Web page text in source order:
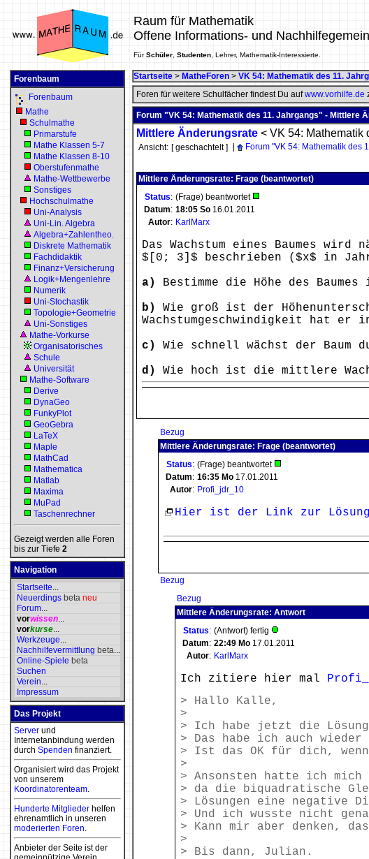
Raum für Mathematik
Offene Informations- und
FürSchüler Studenten , Lehrer, Mathematik-Interessierte.
Forenbaum
Forenbaum
Mathe
Schulmathe
Primarstufe
Mathe Klassen 5-7
Mathe Klassen 8-10
Oberstufenmathe
Mathe-Wettbewerbe
Sonstiges
Hochschulmathe
Uni-Analysis
Uni-Lin. Algebra
Algebra+Zahlentheo.
Diskrete Mathematik
Fachdidaktik
Finanz+Versicherung
Logik+Mengenlehre
Numerik
Uni-Stochastik
Topologie+Geometrie
Uni-Sonstiges
Mathe-Vorkurse
Organisatorisches
Schule
Universität
Mathe-Software
Derive
DynaGeo
FunkyPlot
GeoGebra
LaTeX
Maple
MathCad
Mathematica
Matlab
Maxima
MuPad
Taschenrechner
Gezeigt werden alle Foren
bis zur Tiefe 2
Navigation
Startseite...
Neuerdings beta neu
Forum...
vorwissen...
vorkurse...
Werkzeuge...
Nachhilfevermittlung beta...
Online-Spiele beta
Suchen
Verein...
Impressum
Das Projekt
Server und
Internetanbindung werden
durch Spenden finanziert.
Organisiert wird das Projekt
von unserem
Koordinatorenteam.
Hunderte Mitglieder helfen
ehrenamtlich in unseren
moderierten Foren.
Anbieter der Seite ist der
Startseite > MatheForen > VK 54: Mathematik des 11.
Foren für weitere Schulfächer findest Du aufwww.vorhilfe.de
Forum "VK 54: Mathematik des 11. Jahrgangs" - Mittlere
Mittlere Änderungsrate < VK 54: Mathematik
Ansicht: [ geschachtelt ] Forum "VK 54: Mathematik des
Mittlere Änderungsrate: Frage (beantwortet)
Status: (Frage) beantwortet
Datum: 18:05 So 16.01.2011
Autor: KarlMarx
Das Wachstum eines Baumes
$[0; 3]$ beschrieben ($x$ in
a)
Bestimme die Höhe des
b)
Wie groß ist der
Wachstumgeschwindigkeit hat er
c)
Wie schnell wächst der
d)
Wie hoch ist die mittlere
Bezug
Mittlere Änderungsrate: Frage (beantwortet)
Status: (Frage) beantwortet
Datum: 16:35 Mo 17.01.2011
Autor: Profi_jdr_10
Hier ist der Link zur Lösung
Bezug
Bezug
Mittlere Änderungsrate: Antwort
Status: (Antwort) fertig
Datum: 22:49 Mo 17.01.2011
Autor: KarlMarx
Ich zitiere hier mal
> Hallo Kalle,
>
> Ich habe jetzt die
> Das habe ich auch
> Ist das OK für dich, wenn
>
> Ansonsten hatte ich
> da die biquadratische
> Lösungen eine negative
> Und ich wusste nicht
> Kann mir aber denken,
>
> Bis dann, Julian.